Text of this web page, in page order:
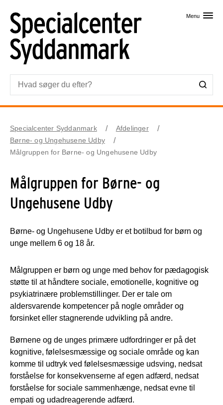
Menu
Specialcenter Syddanmark
Afdelinger
Børne- og Ungehusene Udby
Målgruppen for Børne- og Ungehusene Udby
Målgruppen for Børne- og
Ungehusene Udby
Børne- og Ungehusene Udby er et botilbud for børn og
unge mellem 6 og 18 år.
Målgruppen er børn og unge med behov for pædagogisk
støtte til at håndtere sociale, emotionelle, kognitive og
psykiatrinære problemstillinger. Der er tale om
aldersvarende kompetencer på nogle områder og
forsinket eller stagnerende udvikling på andre.
Børnene og de unges primære udfordringer er på det
kognitive, følelsesmæssige og sociale område og kan
komme til udtryk ved følelsesmæssige udsving, nedsat
forståelse for konsekvenserne af egen adfærd, nedsat
forståelse for sociale sammenhænge, nedsat evne til
empati og udadreagerende adfærd.